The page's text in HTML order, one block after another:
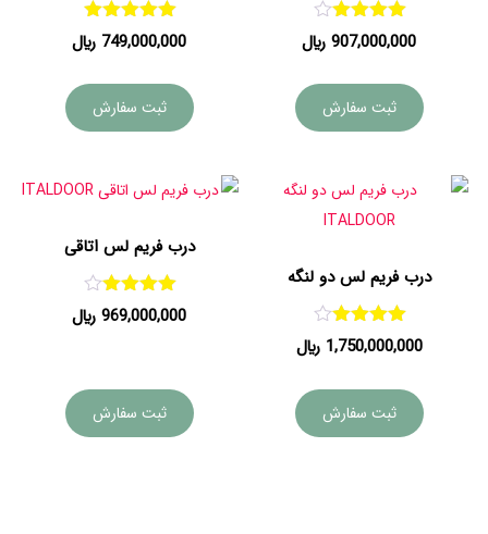
امتیاز
4.00
907,000,000 ﷼
ثبت سفارش
امتیاز
5.00
749,000,000 ﷼
ثبت سفارش
درب فریم لس دو لنگه
امتیاز
4.00
1,750,000,000 ﷼
ثبت سفارش
درب فریم لس اتاقی
امتیاز
4.00
969,000,000 ﷼
ثبت سفارش